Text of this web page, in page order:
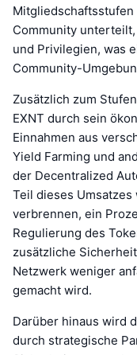
Mitgliedschaftsstufen
Community
und Privilegien, was
Community-
Zusätzlich zum
EXNT durch sein
Einnahmen aus
Yield Farming und
der Decentralized
Teil dieses Umsatzes
verbrennen, ein
Regulierung des
zusätzliche
Netzwerk weniger
gemacht wird.
Darüber hinaus wird
durch strategische